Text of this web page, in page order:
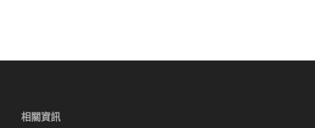
相關資訊